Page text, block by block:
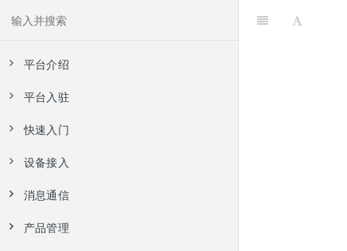
产品架构
平台介绍
产品背景
产品架构
产品特点
产品优势
边缘网关
平台入驻
注册登录
实名认证
快速入门
业务使用全流程
使用模拟器体验全流程
使用Postman模拟应用接入
设备接入
创建产品
创建设备
消息通信
服务端订阅
产品管理